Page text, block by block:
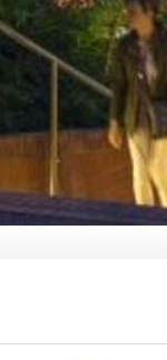
się miejscem
oferujący